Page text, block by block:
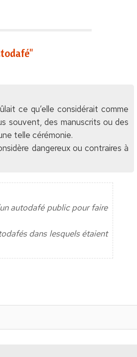
ce qu’elle considérait comme
souvent, des manuscrits ou des
telle cérémonie.
dangereux ou contraires à
autodafé public pour faire
dans lesquels étaient